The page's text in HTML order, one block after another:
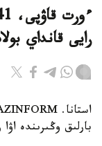
رايى قانداي
بارلىق وڭىرىندە